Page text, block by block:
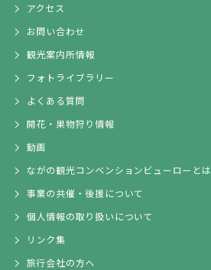
アクセス
お問い合わせ
観光案内所情報
フォトライブラリー
よくある質問
開花・果物狩り情報
動画
ながの観光コンベンションビューローとは
事業の共催・後援について
個人情報の取り扱いについて
リンク集
旅行会社の方へ